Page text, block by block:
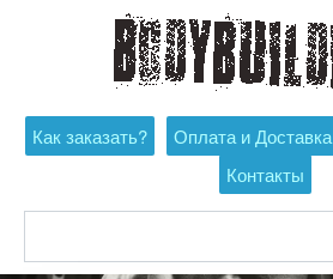
Как заказать? Оплата и Доставка
Контакты